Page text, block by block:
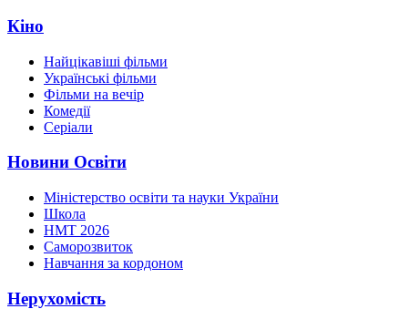
Кіно
Найцікавіші фільми
Українські фільми
Фільми на вечір
Комедії
Серіали
Новини Освіти
Міністерство освіти та науки України
Школа
НМТ 2026
Саморозвиток
Навчання за кордоном
Нерухомість